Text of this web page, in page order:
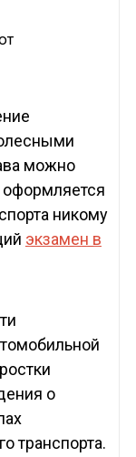
можно
оформляется
никому
экзамен в
о
транспорта.